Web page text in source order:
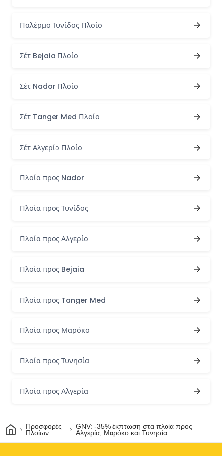
Παλέρμο Τυνίδος Πλοίο
Σέτ Bejaia Πλοίο
Σέτ Nador Πλοίο
Σέτ Tanger Med Πλοίο
Σέτ Αλγερίο Πλοίο
Πλοία προς Nador
Πλοία προς Τυνίδος
Πλοία προς Αλγερίο
Πλοία προς Bejaia
Πλοία προς Tanger Med
Πλοία προς Μαρόκο
Πλοία προς Τυνησία
Πλοία προς Αλγερία
ΣπίτιΠροσφορές
Πλοίων
GNV: -35% έκπτωση στα πλοία προς
Αλγερία, Μαρόκο και Τυνησία